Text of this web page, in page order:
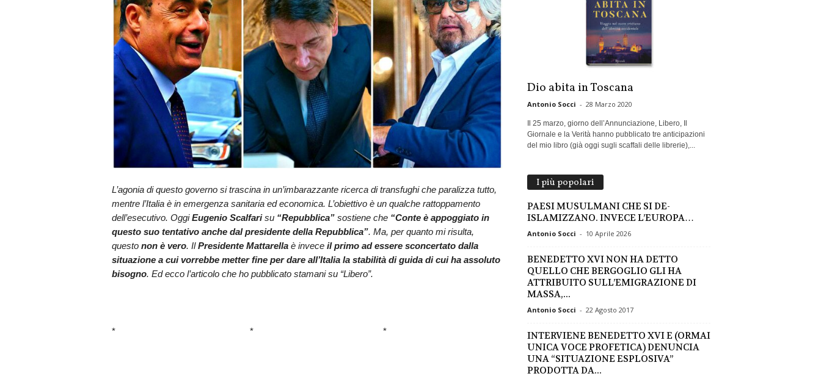
L’agonia di questo governo si trascina in un’imbarazzante ricerca di transfughi che paralizza tutto,
mentre l’Italia è in emergenza sanitaria ed economica. L’obiettivo è un qualche rattoppamento
dell’esecutivo. OggiEugenio Scalfarisu “Repubblica”sostiene che “Conte è appoggiato in
questo suo tentativo anche dal presidente della Repubblica”. Ma, per quanto mi risulta,
questo non è vero. IlPresidente Mattarellaè invece il primo ad essere sconcertato dalla
situazione a cui vorrebbe metter fine per dare all’Italia la stabilità di guida di cui ha assoluto
bisogno. Ed ecco l’articolo che ho pubblicato stamani su “Libero”.
* * *
Dio abita in Toscana
Antonio Socci - 28 Marzo 2020
Il 25 marzo, giorno dell’Annunciazione, Libero, Il
Giornale e la Verità hanno pubblicato tre anticipazioni
del mio libro (già oggi sugli scaffali delle librerie),...
I più popolari
PAESI MUSULMANI CHE SI DE-
ISLAMIZZANO. INVECE L’EUROPA…
Antonio Socci - 10 Aprile 2026
BENEDETTO XVI NON HA DETTO
QUELLO CHE BERGOGLIO GLI HA
ATTRIBUITO SULL’EMIGRAZIONE DI
MASSA,...
Antonio Socci - 22 Agosto 2017
INTERVIENE BENEDETTO XVI E (ORMAI
UNICA VOCE PROFETICA) DENUNCIA
UNA “SITUAZIONE ESPLOSIVA”
PRODOTTA DA...